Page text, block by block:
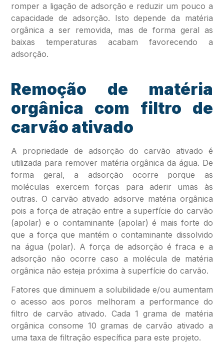
romper a ligação de adsorção e reduzir um pouco a
capacidade de adsorção. Isto depende da matéria
orgânica a ser removida, mas de forma geral as
baixas temperaturas acabam favorecendo a
adsorção.
Remoção de matéria
orgânica com filtro de
carvão ativado
A propriedade de adsorção do carvão ativado é
utilizada para remover matéria orgânica da água. De
forma geral, a adsorção ocorre porque as
moléculas exercem forças para aderir umas às
outras. O carvão ativado adsorve matéria orgânica
pois a força de atração entre a superfície do carvão
(apolar) e o contaminante (apolar) é mais forte do
que a força que mantém o contaminante dissolvido
na água (polar). A força de adsorção é fraca e a
adsorção não ocorre caso a molécula de matéria
orgânica não esteja próxima à superfície do carvão.
Fatores que diminuem a solubilidade e/ou aumentam
o acesso aos poros melhoram a performance do
filtro de carvão ativado. Cada 1 grama de matéria
orgânica consome 10 gramas de carvão ativado a
uma taxa de filtração específica para este projeto.